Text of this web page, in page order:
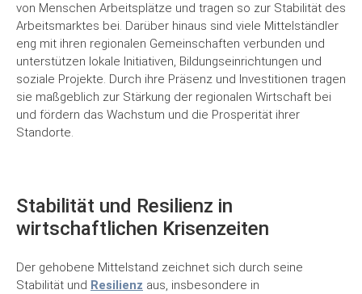
von Menschen Arbeitsplätze und tragen so zur Stabilität des
Arbeitsmarktes bei. Darüber hinaus sind viele Mittelständler
eng mit ihren regionalen Gemeinschaften verbunden und
unterstützen lokale Initiativen, Bildungseinrichtungen und
soziale Projekte. Durch ihre Präsenz und Investitionen tragen
sie maßgeblich zur Stärkung der regionalen Wirtschaft bei
und fördern das Wachstum und die Prosperität ihrer
Standorte.
Stabilität und Resilienz in
wirtschaftlichen Krisenzeiten
Der gehobene Mittelstand zeichnet sich durch seine
Stabilität und Resilienz aus, insbesondere in